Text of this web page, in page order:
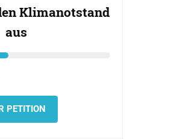
Klimanotstand
aus
PETITION